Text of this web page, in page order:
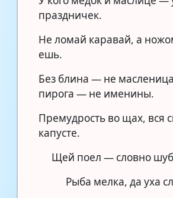
праздничек.
Не ломай каравай, а
ешь.
Без блина — не
пирога — не именины.
Премудрость во щах, вся
капусте.
Щей поел — словно
Рыба мелка, да уха